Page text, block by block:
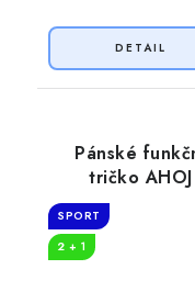
Pánské
tričko AHOJ
SPORT
2 + 1